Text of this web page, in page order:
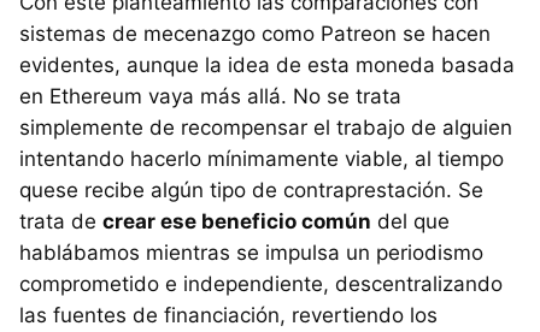
sistemas de mecenazgo como Patreon se hacen
evidentes, aunque la idea de esta moneda basada
en Ethereum vaya más allá. No se trata
simplemente de recompensar el trabajo de alguien
intentando hacerlo mínimamente viable, al tiempo
quese recibe algún tipo de contraprestación. Se
trata de crear ese beneficio común del que
hablábamos mientras se impulsa un periodismo
comprometido e independiente, descentralizando
las fuentes de financiación, revertiendo los